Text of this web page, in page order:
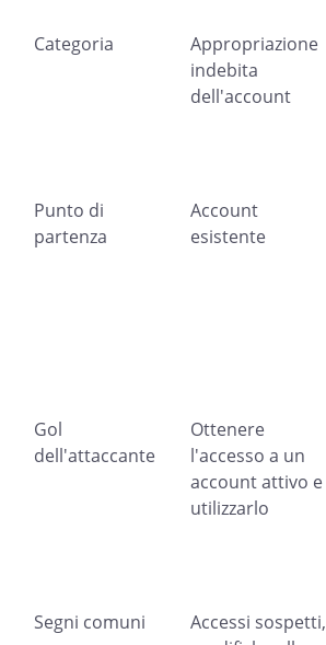
Categoria
Appropriazione
indebita
dell'account
Punto di
partenza
Account
esistente
Gol
dell'attaccante
Ottenere
l'accesso a un
account attivo e
utilizzarlo
Segni comuni
Accessi sospetti,